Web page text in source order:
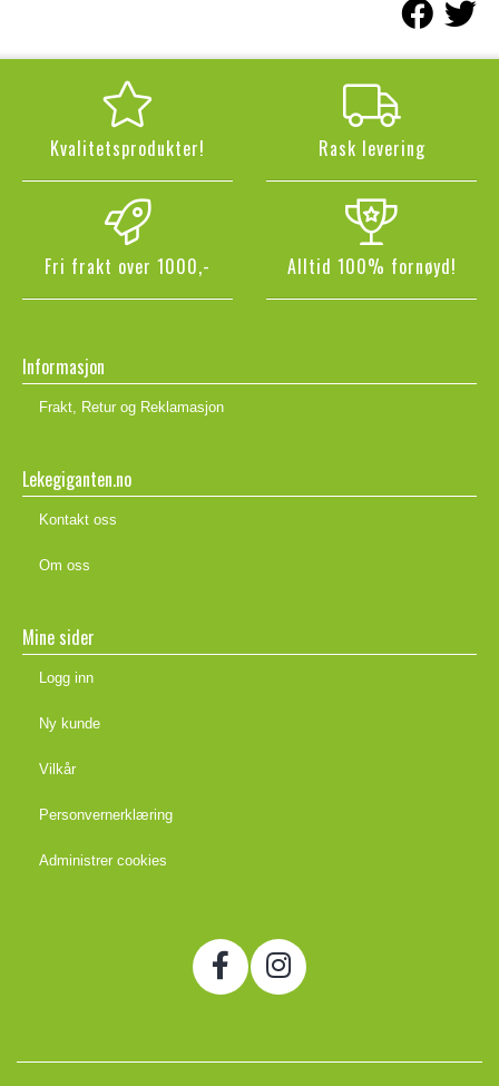
Kvalitetsprodukter! Rask levering
Fri frakt over 1000,- Alltid 100% fornøyd!
Informasjon
Frakt, Retur og Reklamasjon
Lekegiganten.no
Kontakt oss
Om oss
Mine sider
Logg inn
Ny kunde
Vilkår
Personvernerklæring
Administrer cookies